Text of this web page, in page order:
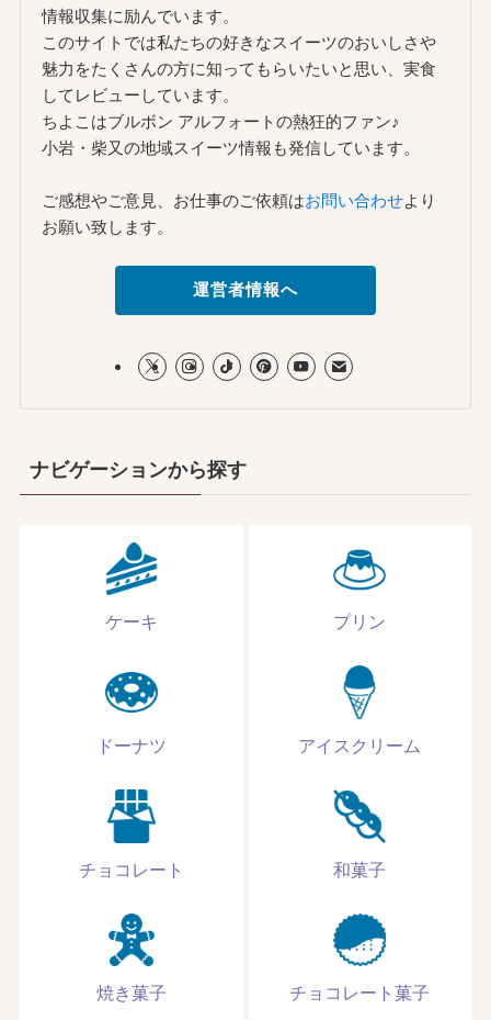
情報収集に励んでいます。
このサイトでは私たちの好きなスイーツのおいしさや
魅力をたくさんの方に知ってもらいたいと思い、実食
してレビューしています。
ちよこはブルボン アルフォートの熱狂的ファン♪
小岩・柴又の地域スイーツ情報も発信しています。
ご感想やご意見、お仕事のご依頼はお問い合わせより
お願い致します。
運営者情報へ
ナビゲーションから探す
ケーキ プリン
ドーナツ アイスクリーム
チョコレート 和菓子
焼き菓子 チョコレート菓子